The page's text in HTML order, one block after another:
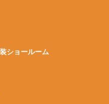
ショールーム